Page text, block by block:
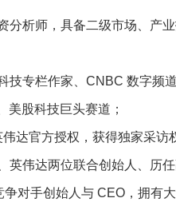
分析师，具备二级市场、产
技专栏作家、CNBC 数字频
美股科技巨头赛道；
达官方授权，获得独家采访
英伟达两位联合创始人、历
对手创始人与 CEO，拥有大